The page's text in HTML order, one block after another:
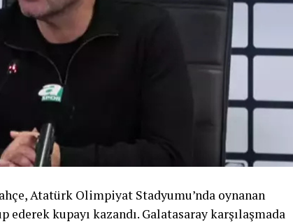
Atatürk Olimpiyat Stadyumu’nda oynanan
ederek kupayı kazandı. Galatasaray karşılaşmada